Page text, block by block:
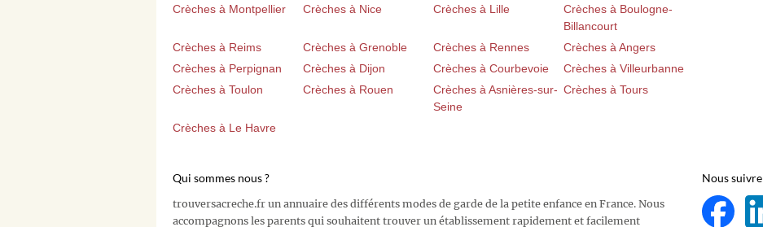
Crèches à Montpellier
Crèches à Nice Crèches à Lille
Crèches à Boulogne-
Billancourt
Crèches à Reims
Crèches à Grenoble Crèches à Rennes
Crèches à Angers
Crèches à Perpignan
Crèches à Dijon Crèches à Courbevoie
Crèches à Villeurbanne
Crèches à Toulon
Crèches à Rouen
Crèches à Asnières-sur-
Seine
Crèches à Tours
Crèches à Le Havre
Qui sommes nous ?
trouversacreche.fr un annuaire des différents modes de garde de la petite enfance en France. Nous
accompagnons les parents qui souhaitent trouver un établissement rapidement et facilement
Nous suivre